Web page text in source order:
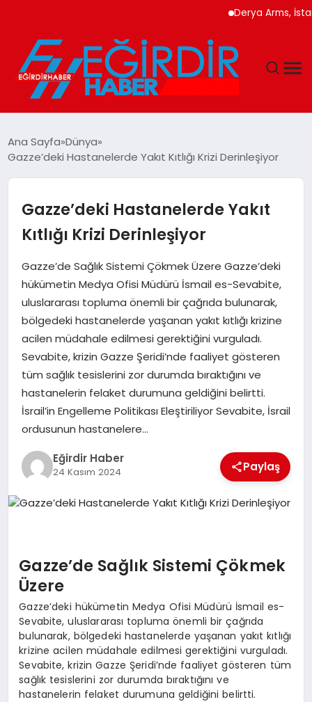
Derya Arms,
EKONOMI
GÜNDEM
MAGAZIN
SIYASET
SPOR
TEKNOLOJI
YAŞAM
Ana Sayfa Dünya
Gazze’deki Hastanelerde Yakıt Kıtlığı Krizi Derinleşiyor
Gazze’deki Hastanelerde Yakıt
Kıtlığı Krizi Derinleşiyor
Gazze’de Sağlık Sistemi Çökmek Üzere Gazze’deki
hükümetin Medya Ofisi Müdürü İsmail es-Sevabite,
uluslararası topluma önemli bir çağrıda bulunarak,
bölgedeki hastanelerde yaşanan yakıt kıtlığı krizine
acilen müdahale edilmesi gerektiğini vurguladı.
Sevabite, krizin Gazze Şeridi’nde faaliyet gösteren
tüm sağlık tesislerini zor durumda bıraktığını ve
hastanelerin felaket durumuna geldiğini belirtti.
İsrail’in Engelleme Politikası Eleştiriliyor Sevabite, İsrail
ordusunun hastanelere…
Eğirdir Haber
24 Kasım 2024 Paylaş
Gazze’de Sağlık Sistemi Çökmek
Üzere
Gazze’deki hükümetin Medya Ofisi Müdürü İsmail es-
Sevabite, uluslararası topluma önemli bir çağrıda
bulunarak, bölgedeki hastanelerde yaşanan yakıt kıtlığı
krizine acilen müdahale edilmesi gerektiğini vurguladı.
Sevabite, krizin Gazze Şeridi’nde faaliyet gösteren tüm
sağlık tesislerini zor durumda bıraktığını ve
hastanelerin felaket durumuna geldiğini belirtti.